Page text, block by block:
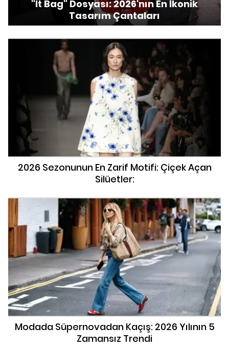
"It Bag" Dosyası: 2026'nın En İkonik
Tasarım Çantaları
2026 Sezonunun En Zarif Motifi: Çiçek Açan
Silüetler:
Modada Süpernovadan Kaçış: 2026 Yılının 5
Zamansız Trendi